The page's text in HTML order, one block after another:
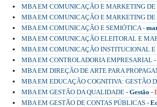
MBA EM COMUNICAÇÃO E MARKETING DE
MBA EM COMUNICAÇÃO E MARKETING DE
MBA EM COMUNICAÇÃO E SEMIÓTICA -
MBA EM COMUNICAÇÃO ELEITORAL E
MBA EM COMUNICAÇÃO INSTITUCIONAL E
MBA EM CONTROLADORIA EMPRESARIAL -
MBA EM DIREÇÃO DE ARTE PARA
MBA EM EDUCAÇÃO COGNITIVA: GESTÃO
MBA EM GESTÃO DA QUALIDADE - Gestão -
MBA EM GESTÃO DE CONTAS PÚBLICAS -